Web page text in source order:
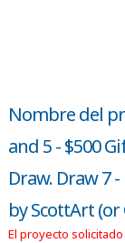
Nombre del
and 5 - $500
Draw. Draw 7
by ScottArt (or
El proyecto